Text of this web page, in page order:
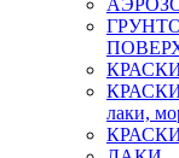
КРАСКИ
лаки,